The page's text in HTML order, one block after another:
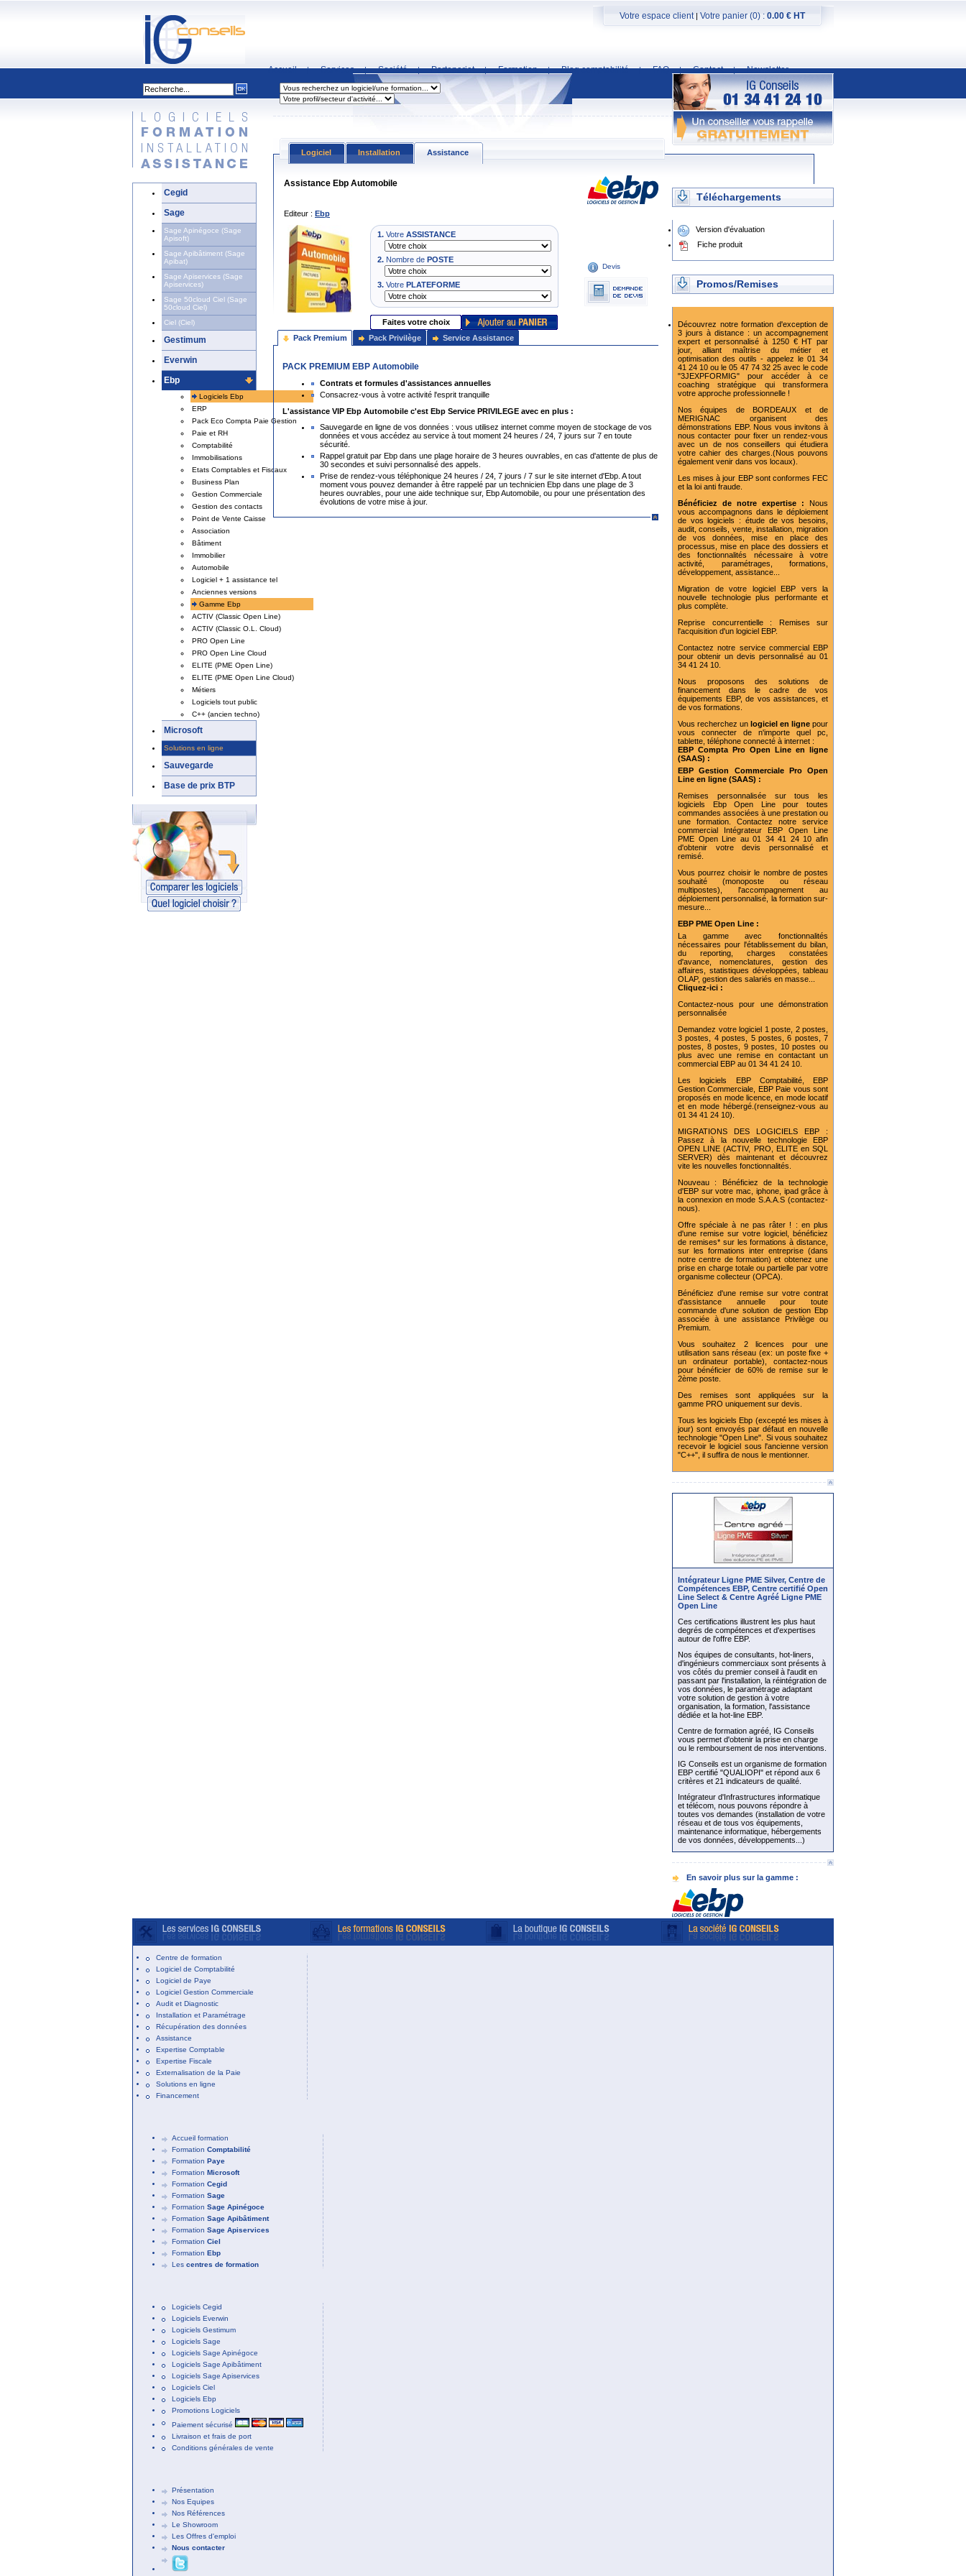
Accueil | Services | Société | Partenariat | Formation | Blog comptabilité | FAQ | Contact | Newsletter
Votre espace client| Votre panier (0) : 0.00 € HT
Cegid
Sage
Sage Apinégoce (Sage
Apisoft)
Sage Apibâtiment (Sage
Apibat)
Sage Apiservices (Sage
Apiservices)
Sage 50cloud Ciel (Sage
50cloud Ciel)
Ciel (Ciel)
Gestimum
Everwin
Ebp
Logiciels Ebp
ERP
Pack Eco Compta Paie Gestion
Paie et RH
Comptabilité
Immobilisations
Etats Comptables et Fiscaux
Business Plan
Gestion Commerciale
Gestion des contacts
Point de Vente Caisse
Association
Bâtiment
Immobilier
Automobile
Logiciel + 1 assistance tel
Anciennes versions
Gamme Ebp
ACTIV (Classic Open Line)
ACTIV (Classic O.L. Cloud)
PRO Open Line
PRO Open Line Cloud
ELITE (PME Open Line)
ELITE (PME Open Line Cloud)
Métiers
Logiciels tout public
C++ (ancien techno)
Microsoft
Solutions en ligne
Sauvegarde
Base de prix BTP
Logiciel Installation Assistance
Assistance Ebp Automobile
Editeur : Ebp
1. Votre ASSISTANCE
2. Nombre de POSTE
3. Votre PLATEFORME
Faites votre choix
Devis
Pack Premium Pack Privilège Service Assistance
PACK PREMIUM EBP Automobile
Contrats et formules d'assistances annuelles
Consacrez-vous à votre activité l'esprit tranquille
L'assistance VIP Ebp Automobile c'est Ebp Service PRIVILEGE avec en plus :
Sauvegarde en ligne de vos données : vous utilisez internet comme moyen de stockage de vos
données et vous accédez au service à tout moment 24 heures / 24, 7 jours sur 7 en toute
sécurité.
Rappel gratuit par Ebp dans une plage horaire de 3 heures ouvrables, en cas d'attente de plus de
30 secondes et suivi personnalisé des appels.
Prise de rendez-vous téléphonique 24 heures / 24, 7 jours / 7 sur le site internet d'Ebp. A tout
moment vous pouvez demander à être rappelé par un technicien Ebp dans une plage de 3
heures ouvrables, pour une aide technique sur, Ebp Automobile, ou pour une présentation des
évolutions de votre mise à jour.
Téléchargements
Version d'évaluation
Fiche produit
Promos/Remises
Découvrez notre formation d'exception de
3 jours à distance : un accompagnement
expert et personnalisé à 1250 € HT par
jour, alliant maîtrise du métier et
optimisation des outils - appelez le 01 34
41 24 10 ou le 05 47 74 32 25 avec le code
"3JEXPFORMIG" pour accéder à ce
coaching stratégique qui transformera
votre approche professionnelle !
Nos équipes de BORDEAUX et de
MERIGNAC organisent des
démonstrations EBP. Nous vous invitons à
nous contacter pour fixer un rendez-vous
avec un de nos conseillers qui étudiera
votre cahier des charges.(Nous pouvons
également venir dans vos locaux).
Les mises à jour EBP sont conformes FEC
et la loi anti fraude.
Bénéficiez de notre expertise : Nous
vous accompagnons dans le déploiement
de vos logiciels : étude de vos besoins,
audit, conseils, vente, installation, migration
de vos données, mise en place des
processus, mise en place des dossiers et
des fonctionnalités nécessaire à votre
activité, paramétrages, formations,
développement, assistance...
Migration de votre logiciel EBP vers la
nouvelle technologie plus performante et
plus complète.
Reprise concurrentielle : Remises sur
l'acquisition d'un logiciel EBP.
Contactez notre service commercial EBP
pour obtenir un devis personnalisé au 01
34 41 24 10.
Nous proposons des solutions de
financement dans le cadre de vos
équipements EBP, de vos assistances, et
de vos formations.
Vous recherchez un logiciel en ligne pour
vous connecter de n'importe quel pc,
tablette, téléphone connecté à internet :
EBP Compta Pro Open Line en ligne
(SAAS) :
EBP Gestion Commerciale Pro Open
Line en ligne (SAAS) :
Remises personnalisée sur tous les
logiciels Ebp Open Line pour toutes
commandes associées à une prestation ou
une formation. Contactez notre service
commercial Intégrateur EBP Open Line
PME Open Line au 01 34 41 24 10 afin
d'obtenir votre devis personnalisé et
remisé.
Vous pourrez choisir le nombre de postes
souhaité (monoposte ou réseau
multipostes), l'accompagnement au
déploiement personnalisé, la formation sur-
mesure...
EBP PME Open Line :
La gamme avec fonctionnalités
nécessaires pour l'établissement du bilan,
du reporting, charges constatées
d'avance, nomenclatures, gestion des
affaires, statistiques développées, tableau
OLAP, gestion des salariés en masse...
Cliquez-ici :
Contactez-nous pour une démonstration
personnalisée
Demandez votre logiciel 1 poste, 2 postes,
3 postes, 4 postes, 5 postes, 6 postes, 7
postes, 8 postes, 9 postes, 10 postes ou
plus avec une remise en contactant un
commercial EBP au 01 34 41 24 10.
Les logiciels EBP Comptabilité, EBP
Gestion Commerciale, EBP Paie vous sont
proposés en mode licence, en mode locatif
et en mode hébergé.(renseignez-vous au
01 34 41 24 10).
MIGRATIONS DES LOGICIELS EBP :
Passez à la nouvelle technologie EBP
OPEN LINE (ACTIV, PRO, ELITE en SQL
SERVER) dès maintenant et découvrez
vite les nouvelles fonctionnalités.
Nouveau : Bénéficiez de la technologie
d'EBP sur votre mac, iphone, ipad grâce à
la connexion en mode S.A.A.S (contactez-
nous).
Offre spéciale à ne pas râter ! : en plus
d'une remise sur votre logiciel, bénéficiez
de remises* sur les formations à distance,
sur les formations inter entreprise (dans
notre centre de formation) et obtenez une
prise en charge totale ou partielle par votre
organisme collecteur (OPCA).
Bénéficiez d'une remise sur votre contrat
d'assistance annuelle pour toute
commande d'une solution de gestion Ebp
associée à une assistance Privilège ou
Premium.
Vous souhaitez 2 licences pour une
utilisation sans réseau (ex: un poste fixe +
un ordinateur portable), contactez-nous
pour bénéficier de 60% de remise sur le
2ème poste.
Des remises sont appliquées sur la
gamme PRO uniquement sur devis.
Tous les logiciels Ebp (excepté les mises à
jour) sont envoyés par défaut en nouvelle
technologie "Open Line". Si vous souhaitez
recevoir le logiciel sous l'ancienne version
"C++", il suffira de nous le mentionner.
Intégrateur Ligne PME Silver, Centre de
Compétences EBP, Centre certifié Open
Line Select & Centre Agréé Ligne PME
Open Line
Ces certifications illustrent les plus haut
degrés de compétences et d'expertises
autour de l'offre EBP.
Nos équipes de consultants, hot-liners,
d'ingénieurs commerciaux sont présents à
vos côtés du premier conseil à l'audit en
passant par l'installation, la réintégration de
vos données, le paramétrage adaptant
votre solution de gestion à votre
organisation, la formation, l'assistance
dédiée et la hot-line EBP.
Centre de formation agréé, IG Conseils
vous permet d'obtenir la prise en charge
ou le remboursement de nos interventions.
IG Conseils est un organisme de formation
EBP certifié "QUALIOPI" et répond aux 6
critères et 21 indicateurs de qualité.
Intégrateur d'Infrastructures informatique
et télécom, nous pouvons répondre à
toutes vos demandes (installation de votre
réseau et de tous vos équipements,
maintenance informatique, hébergements
de vos données, développements...)
En savoir plus sur la gamme :
Centre de formation
Logiciel de Comptabilité
Logiciel de Paye
Logiciel Gestion Commerciale
Audit et Diagnostic
Installation et Paramétrage
Récupération des données
Assistance
Expertise Comptable
Expertise Fiscale
Externalisation de la Paie
Solutions en ligne
Financement
Accueil formation
Formation Comptabilité
Formation Paye
Formation Microsoft
Formation Cegid
Formation Sage
Formation Sage Apinégoce
Formation Sage Apibâtiment
Formation Sage Apiservices
Formation Ciel
Formation Ebp
Les centres de formation
Logiciels Cegid
Logiciels Everwin
Logiciels Gestimum
Logiciels Sage
Logiciels Sage Apinégoce
Logiciels Sage Apibâtiment
Logiciels Sage Apiservices
Logiciels Ciel
Logiciels Ebp
Promotions Logiciels
Paiement sécurisé
Livraison et frais de port
Conditions générales de vente
Présentation
Nos Equipes
Nos Références
Le Showroom
Les Offres d'emploi
Nous contacter